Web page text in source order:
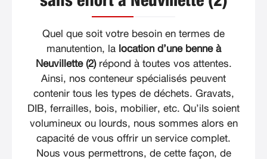
Quel que soit votre besoin en termes de
manutention, la location d’une benne à
Neuvillette (2)répond à toutes vos attentes.
Ainsi, nos conteneur spécialisés peuvent
contenir tous les types de déchets. Gravats,
DIB, ferrailles, bois, mobilier, etc. Qu’ils soient
volumineux ou lourds, nous sommes alors en
capacité de vous offrir un service complet.
Nous vous permettrons, de cette façon, de